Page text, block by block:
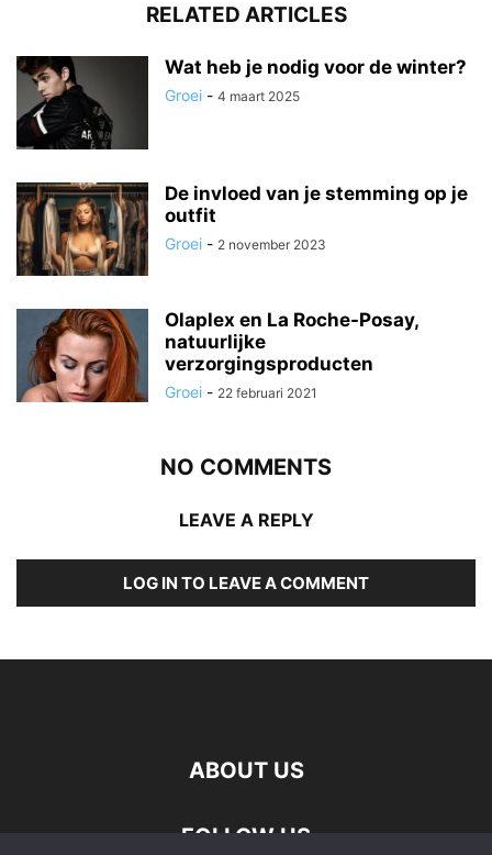
RELATED ARTICLES
Wat heb je nodig voor de winter?
Groei - 4 maart 2025
De invloed van je stemming op je
outfit
Groei - 2 november 2023
Olaplex en La Roche-Posay,
natuurlijke
verzorgingsproducten
Groei - 22 februari 2021
NO COMMENTS
LEAVE A REPLY
LOG IN TO LEAVE A COMMENT
ABOUT US
FOLLOW US